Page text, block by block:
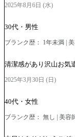
2025年8月6日 (水)
30代・男性
ブランク歴： 1年未満 |
清潔感があり沢山お気
2025年3月30日 (日)
40代・女性
ブランク歴： 無し | 美容